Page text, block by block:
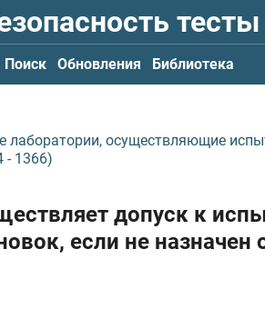
тесты
Поиск Обновления Библиотека
лаборатории, осуществляющие
- 1366)
допуск к
если не